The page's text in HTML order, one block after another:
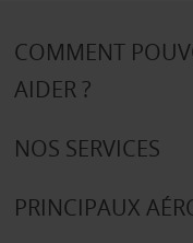
COMMENT
AIDER ?
NOS SERVICES
PRINCIPAUX